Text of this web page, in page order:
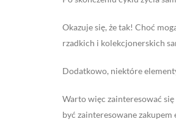
Okazuje się, że tak! Choć
rzadkich i kolekcjonerskich
Dodatkowo, niektóre
Warto więc zainteresować
być zainteresowane